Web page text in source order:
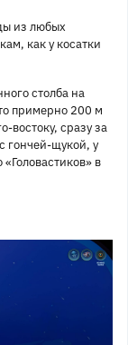
из любых
как у косатки
столба на
примерно 200 м
востоку, сразу за
гончей-щукой, у
в